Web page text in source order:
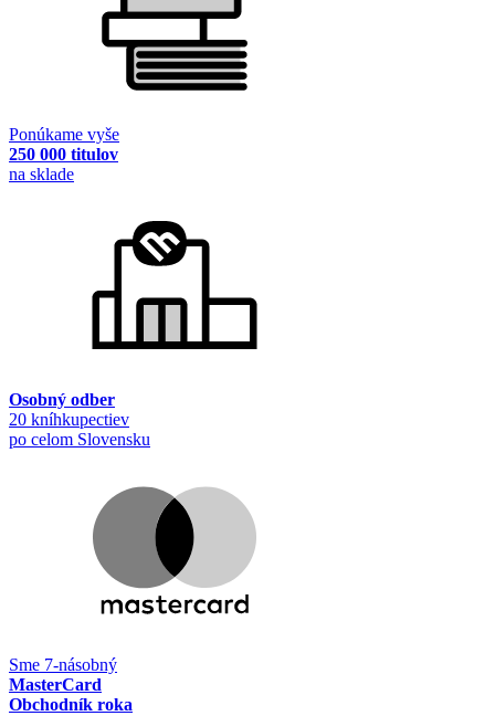
Ponúkame vyše
250 000 titulov
na sklade
Osobný odber
20 kníhkupectiev
po celom Slovensku
Sme 7-násobný
MasterCard
Obchodník roka